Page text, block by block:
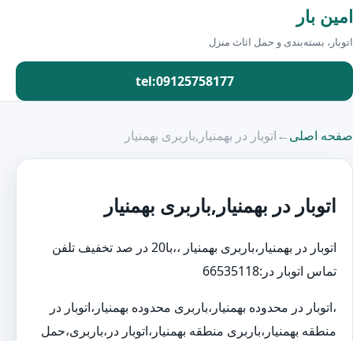
امین بار
اتوبار، بسته‌بندی و حمل اثاث منزل
tel:09125758177
صفحه اصلی←اتوبار در بهمنیار,باربری بهمنیار
اتوبار در بهمنیار,باربری بهمنیار
اتوبار در بهمنیار،باربری بهمنیار ،،با20 در صد تخفیف تلفن
تماس اتوبار در:66535118
،اتوبار در محدوده بهمنیار،باربری محدوده بهمنیار،اتوبار در
منطقه بهمنیار،باربری منطقه بهمنیار،اتوبار در،باربری،حمل